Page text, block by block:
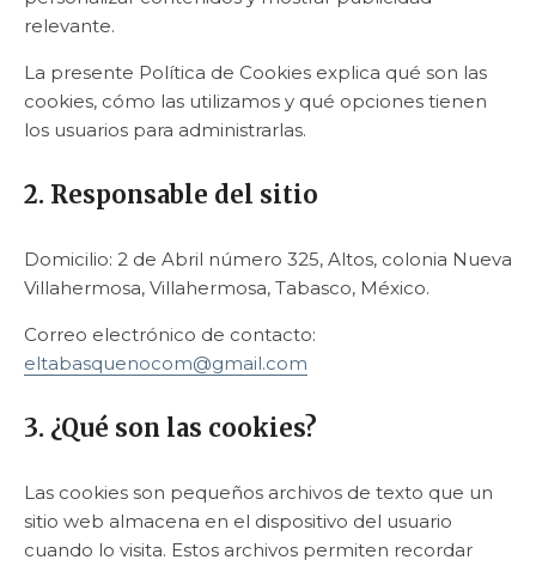
relevante.
La presente Política de Cookies explica qué son las
cookies, cómo las utilizamos y qué opciones tienen
los usuarios para administrarlas.
2. Responsable del sitio
Domicilio: 2 de Abril número 325, Altos, colonia Nueva
Villahermosa, Villahermosa, Tabasco, México.
Correo electrónico de contacto:
eltabasquenocom@gmail.com
3. ¿Qué son las cookies?
Las cookies son pequeños archivos de texto que un
sitio web almacena en el dispositivo del usuario
cuando lo visita. Estos archivos permiten recordar